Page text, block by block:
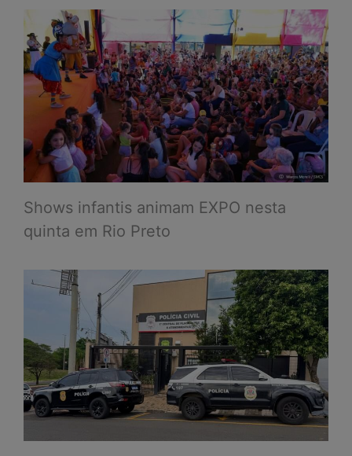
Shows infantis animam EXPO nesta
quinta em Rio Preto